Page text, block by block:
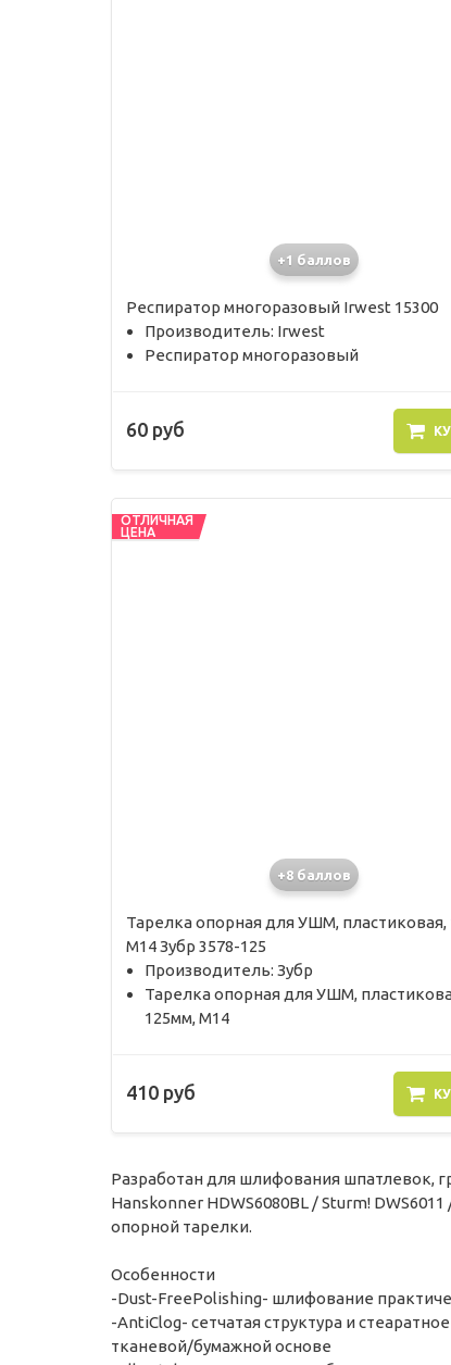
+1 баллов
Респиратор многоразовый Irwest 15300
Производитель: Irwest
Респиратор многоразовый
60 руб
ОТЛИЧНАЯ
ЦЕНА
+8 баллов
Тарелка опорная для УШМ, пластиковая,
М14 Зубр 3578-125
Производитель: Зубр
Тарелка опорная для УШМ,
125мм, М14
410 руб
Разработан для шлифования шпатлевок,
Hanskonner HDWS6080BL / Sturm!
опорной тарелки.
Особенности
-Dust-FreePolishing- шлифование
-AntiClog- сетчатая структура и
тканевой/бумажной основе